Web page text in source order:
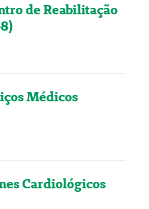
de Reabilitação
Médicos
Cardiológicos